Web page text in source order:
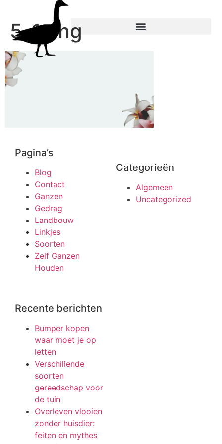
5-1.png
Pagina’s
Blog
Contact
Ganzen
Gedrag
Landbouw
Linkjes
Soorten
Zelf Ganzen
Houden
Categorieën
Algemeen
Uncategorized
Recente berichten
Bumper kopen
waar moet je op
letten
Verschillende
soorten
gereedschap voor
de tuin
Overleven vlooien
zonder huisdier:
feiten en mythes